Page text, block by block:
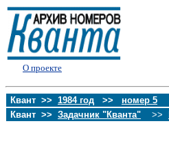
О проекте
Квант >> 1984 год >> номер 5
Квант >> Задачник "Кванта" >>